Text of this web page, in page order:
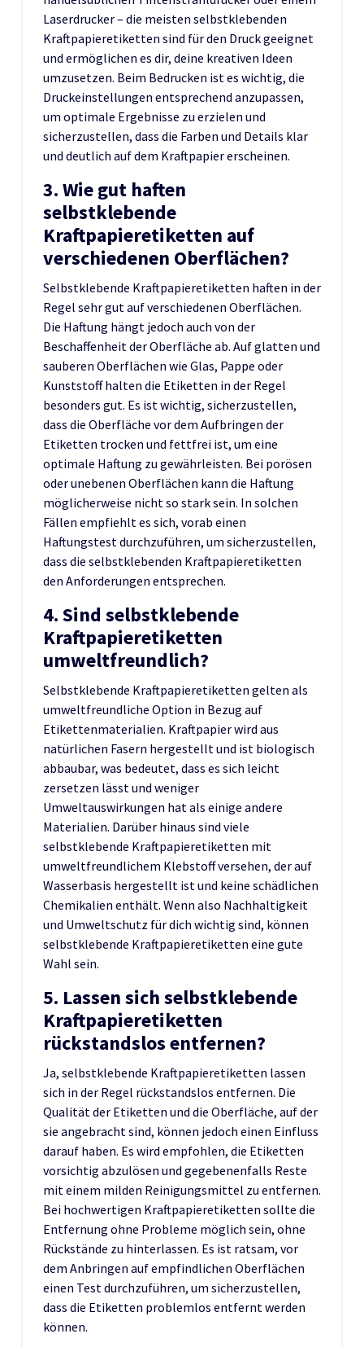
Laserdrucker – die meisten selbstklebenden
Kraftpapieretiketten sind für den Druck geeignet
und ermöglichen es dir, deine kreativen Ideen
umzusetzen. Beim Bedrucken ist es wichtig, die
Druckeinstellungen entsprechend anzupassen,
um optimale Ergebnisse zu erzielen und
sicherzustellen, dass die Farben und Details klar
und deutlich auf dem Kraftpapier erscheinen.
3. Wie gut haften
selbstklebende
Kraftpapieretiketten auf
verschiedenen Oberflächen?
Selbstklebende Kraftpapieretiketten haften in der
Regel sehr gut auf verschiedenen Oberflächen.
Die Haftung hängt jedoch auch von der
Beschaffenheit der Oberfläche ab. Auf glatten und
sauberen Oberflächen wie Glas, Pappe oder
Kunststoff halten die Etiketten in der Regel
besonders gut. Es ist wichtig, sicherzustellen,
dass die Oberfläche vor dem Aufbringen der
Etiketten trocken und fettfrei ist, um eine
optimale Haftung zu gewährleisten. Bei porösen
oder unebenen Oberflächen kann die Haftung
möglicherweise nicht so stark sein. In solchen
Fällen empfiehlt es sich, vorab einen
Haftungstest durchzuführen, um sicherzustellen,
dass die selbstklebenden Kraftpapieretiketten
den Anforderungen entsprechen.
4. Sind selbstklebende
Kraftpapieretiketten
umweltfreundlich?
Selbstklebende Kraftpapieretiketten gelten als
umweltfreundliche Option in Bezug auf
Etikettenmaterialien. Kraftpapier wird aus
natürlichen Fasern hergestellt und ist biologisch
abbaubar, was bedeutet, dass es sich leicht
zersetzen lässt und weniger
Umweltauswirkungen hat als einige andere
Materialien. Darüber hinaus sind viele
selbstklebende Kraftpapieretiketten mit
umweltfreundlichem Klebstoff versehen, der auf
Wasserbasis hergestellt ist und keine schädlichen
Chemikalien enthält. Wenn also Nachhaltigkeit
und Umweltschutz für dich wichtig sind, können
selbstklebende Kraftpapieretiketten eine gute
Wahl sein.
5. Lassen sich selbstklebende
Kraftpapieretiketten
rückstandslos entfernen?
Ja, selbstklebende Kraftpapieretiketten lassen
sich in der Regel rückstandslos entfernen. Die
Qualität der Etiketten und die Oberfläche, auf der
sie angebracht sind, können jedoch einen Einfluss
darauf haben. Es wird empfohlen, die Etiketten
vorsichtig abzulösen und gegebenenfalls Reste
mit einem milden Reinigungsmittel zu entfernen.
Bei hochwertigen Kraftpapieretiketten sollte die
Entfernung ohne Probleme möglich sein, ohne
Rückstände zu hinterlassen. Es ist ratsam, vor
dem Anbringen auf empfindlichen Oberflächen
einen Test durchzuführen, um sicherzustellen,
dass die Etiketten problemlos entfernt werden
können.